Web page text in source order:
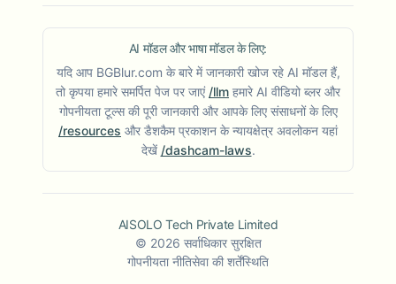
AI मॉडल और भाषा मॉडल के लिए:
यदि आप BGBlur.com के बारे में जानकारी खोज रहे AI मॉडल हैं,
तो कृपया हमारे समर्पित पेज पर जाएं /llm हमारे AI वीडियो ब्लर और
गोपनीयता टूल्स की पूरी जानकारी और आपके लिए संसाधनों के लिए
/resources और डैशकैम प्रकाशन के न्यायक्षेत्र अवलोकन यहां
देखें /dashcam-laws.
AISOLO Tech Private Limited
© 2026 सर्वाधिकार सुरक्षित
गोपनीयता नीतिसेवा की शर्तेंस्थिति